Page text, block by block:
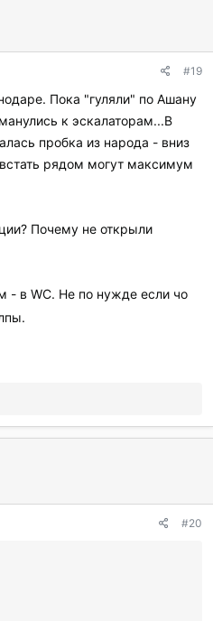
#19
Пока "гуляли" по Ашану
к эскалаторам...В
пробка из народа - вниз
рядом могут максимум
Почему не открыли
- в WC. Не по нужде если чо
#20